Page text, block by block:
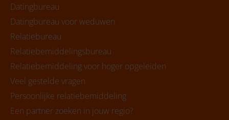
Datingbureau
Datingbureau voor weduwen
Relatiebureau
Relatiebemiddelingsbureau
Relatiebemiddeling voor hoger opgeleiden
Veel gestelde vragen
Persoonlijke relatiebemiddeling
Een partner zoeken in jouw regio?